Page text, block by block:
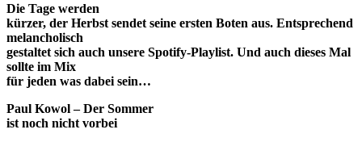
Die Tage werden
kürzer, der Herbst sendet seine ersten Boten aus. Entsprechend
melancholisch
gestaltet sich auch unsere Spotify-Playlist. Und auch dieses Mal
sollte im Mix
für jeden was dabei sein…
Paul Kowol – Der Sommer
ist noch nicht vorbei